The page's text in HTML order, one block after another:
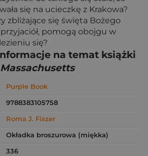
się na ucieczkę z Krakowa?
zbliżające się święta Bożego
pomogą obojgu w
się?
na temat książki
Purple Book
9788383105758
Roma J. Fiszer
Okładka broszurowa (miękka)
336